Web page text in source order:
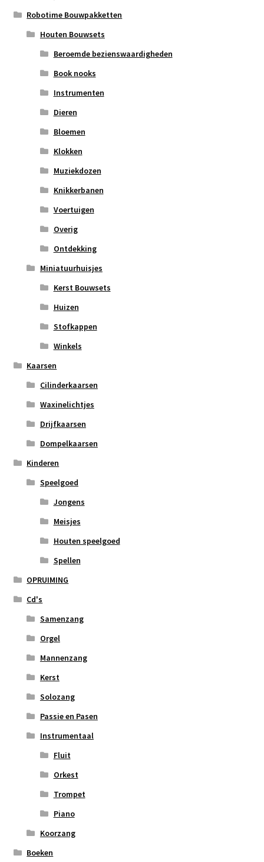
Robotime Bouwpakketten
Houten Bouwsets
Beroemde bezienswaardigheden
Book nooks
Instrumenten
Dieren
Bloemen
Klokken
Muziekdozen
Knikkerbanen
Voertuigen
Overig
Ontdekking
Miniatuurhuisjes
Kerst Bouwsets
Huizen
Stofkappen
Winkels
Kaarsen
Cilinderkaarsen
Waxinelichtjes
Drijfkaarsen
Dompelkaarsen
Kinderen
Speelgoed
Jongens
Meisjes
Houten speelgoed
Spellen
OPRUIMING
Cd's
Samenzang
Orgel
Mannenzang
Kerst
Solozang
Passie en Pasen
Instrumentaal
Fluit
Orkest
Trompet
Piano
Koorzang
Boeken